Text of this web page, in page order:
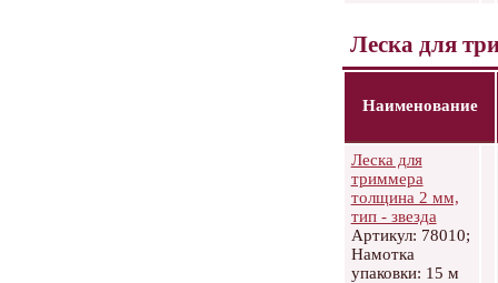
Леска для
Наименование
Леска для
триммера
толщина 2 мм,
тип - звезда
Артикул: 78010;
Намотка
упаковки: 15 м